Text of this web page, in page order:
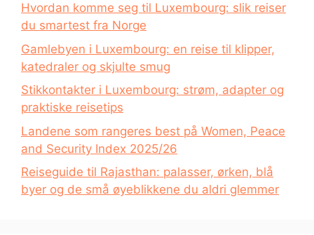
Hvordan komme seg til Luxembourg: slik reiser
du smartest fra Norge
Gamlebyen i Luxembourg: en reise til klipper,
katedraler og skjulte smug
Stikkontakter i Luxembourg: strøm, adapter og
praktiske reisetips
Landene som rangeres best på Women, Peace
and Security Index 2025/26
Reiseguide til Rajasthan: palasser, ørken, blå
byer og de små øyeblikkene du aldri glemmer